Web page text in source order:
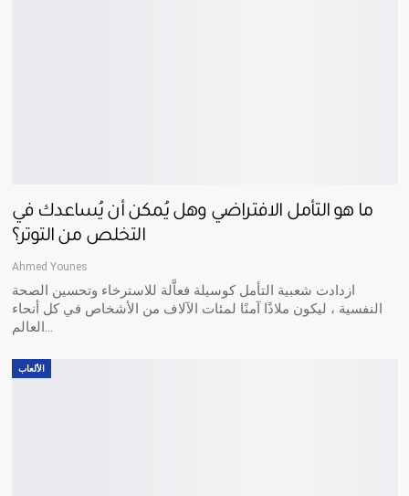
ما هو التأمل الافتراضي وهل يُمكن أن يُساعدك في
التخلص من التوتر؟
Ahmed Younes
ازدادت شعبية التأمل كوسيلة فعاَّلة للاسترخاء وتحسين الصحة
النفسية ، ليكون ملاذًا آمنًا لمئات الآلاف من الأشخاص في كل أنحاء
العالم
الألعاب